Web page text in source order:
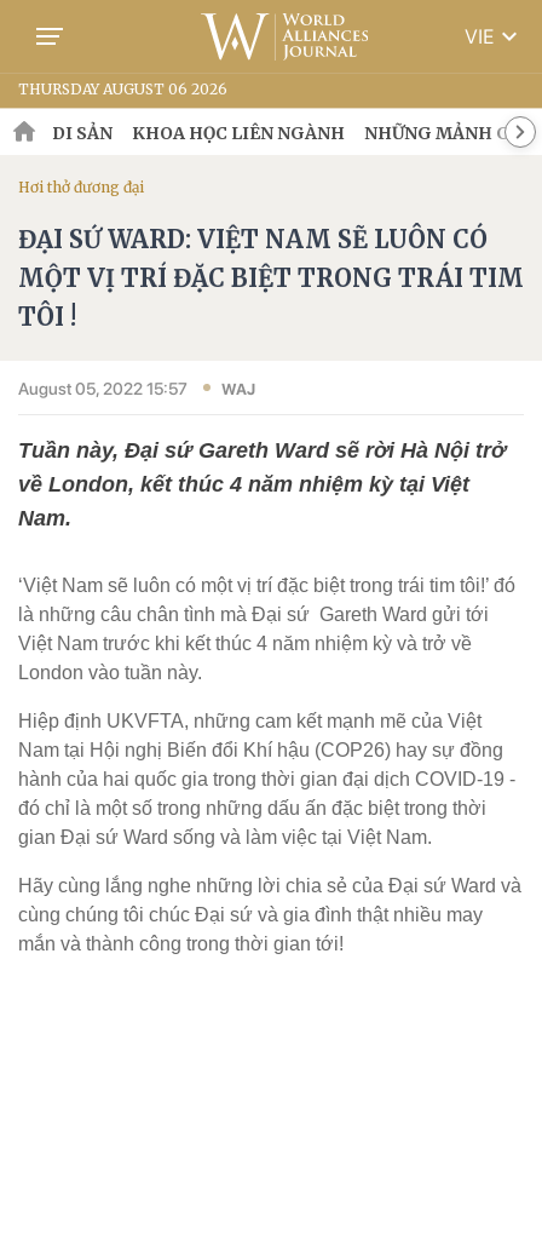
VIE keyboard_arrow_down
THURSDAY AUGUST 06 2026
DI SẢN KHOA HỌC LIÊN NGÀNH NHỮNG MẢNH
Hơi thở đương đại
ĐẠI SỨ WARD: VIỆT NAM SẼ LUÔN CÓ
MỘT VỊ TRÍ ĐẶC BIỆT TRONG TRÁI TIM
TÔI !
August 05, 2022 15:57 WAJ
Tuần này, Đại sứ Gareth Ward sẽ rời Hà Nội trở
về London, kết thúc 4 năm nhiệm kỳ tại Việt
Nam.
‘Việt Nam sẽ luôn có một vị trí đặc biệt trong trái tim tôi!’ đó
là những câu chân tình mà Đại sứ Gareth Ward gửi tới
Việt Nam trước khi kết thúc 4 năm nhiệm kỳ và trở về
London vào tuần này.
Hiệp định UKVFTA, những cam kết mạnh mẽ của Việt
Nam tại Hội nghị Biến đổi Khí hậu (COP26) hay sự đồng
hành của hai quốc gia trong thời gian đại dịch COVID-19 -
đó chỉ là một số trong những dấu ấn đặc biệt trong thời
gian Đại sứ Ward sống và làm việc tại Việt Nam.
Hãy cùng lắng nghe những lời chia sẻ của Đại sứ Ward và
cùng chúng tôi chúc Đại sứ và gia đình thật nhiều may
mắn và thành công trong thời gian tới!